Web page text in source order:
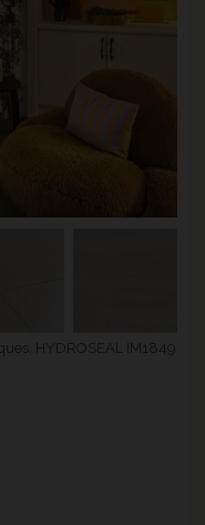
HYDROSEAL IM1849